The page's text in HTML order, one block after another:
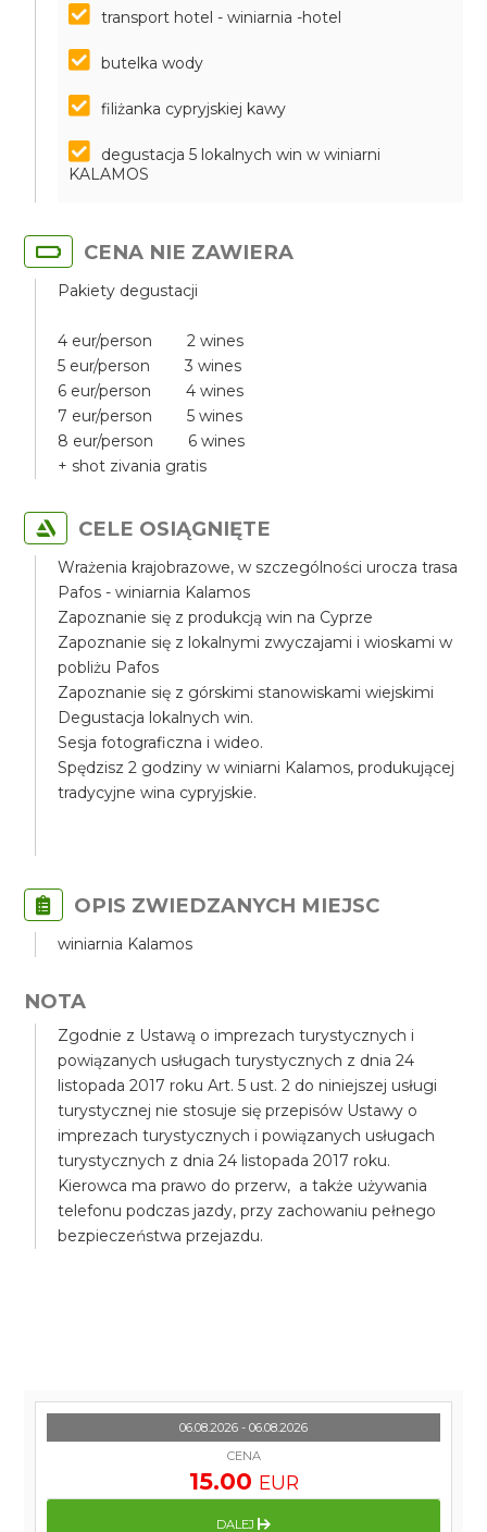
transport hotel - winiarnia -hotel
butelka wody
filiżanka cypryjskiej kawy
degustacja 5 lokalnych win w winiarni
KALAMOS
CENA NIE ZAWIERA
Pakiety degustacji
4 eur/person 2 wines
5 eur/person 3 wines
6 eur/person 4 wines
7 eur/person 5 wines
8 eur/person 6 wines
+ shot zivania gratis
CELE OSIĄGNIĘTE
Wrażenia krajobrazowe, w szczególności urocza trasa
Pafos - winiarnia Kalamos
Zapoznanie się z produkcją win na Cyprze
Zapoznanie się z lokalnymi zwyczajami i wioskami w
pobliżu Pafos
Zapoznanie się z górskimi stanowiskami wiejskimi
Degustacja lokalnych win.
Sesja fotograficzna i wideo.
Spędzisz 2 godziny w winiarni Kalamos, produkującej
tradycyjne wina cypryjskie.
OPIS ZWIEDZANYCH MIEJSC
winiarnia Kalamos
NOTA
Zgodnie z Ustawą o imprezach turystycznych i
powiązanych usługach turystycznych z dnia 24
listopada 2017 roku Art. 5 ust. 2 do niniejszej usługi
turystycznej nie stosuje się przepisów Ustawy o
imprezach turystycznych i powiązanych usługach
turystycznych z dnia 24 listopada 2017 roku.
Kierowca ma prawo do przerw, a także używania
telefonu podczas jazdy, przy zachowaniu pełnego
bezpieczeństwa przejazdu.
06.08.2026 - 06.08.2026
CENA
15.00 EUR
DALEJ